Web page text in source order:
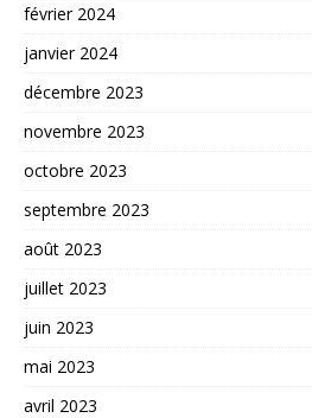
février 2024
janvier 2024
décembre 2023
novembre 2023
octobre 2023
septembre 2023
août 2023
juillet 2023
juin 2023
mai 2023
avril 2023